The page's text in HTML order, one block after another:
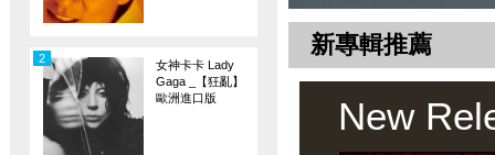
女神卡卡 Lady
Gaga _【狂亂】
歐洲進口版
2 新專輯推薦
New